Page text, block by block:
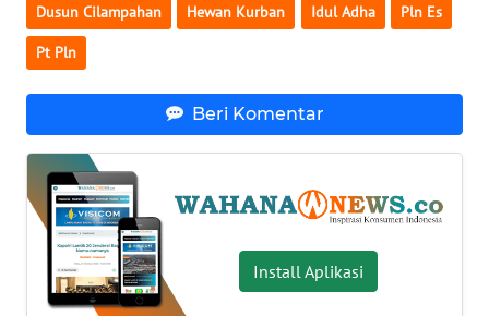
Dusun Cilampahan Hewan Kurban Idul Adha Pln Es
Pt Pln
Beri Komentar
Install Aplikasi
WN
BABEL
SUMBAR
WN
SUMSEL
WN
BENGKULU